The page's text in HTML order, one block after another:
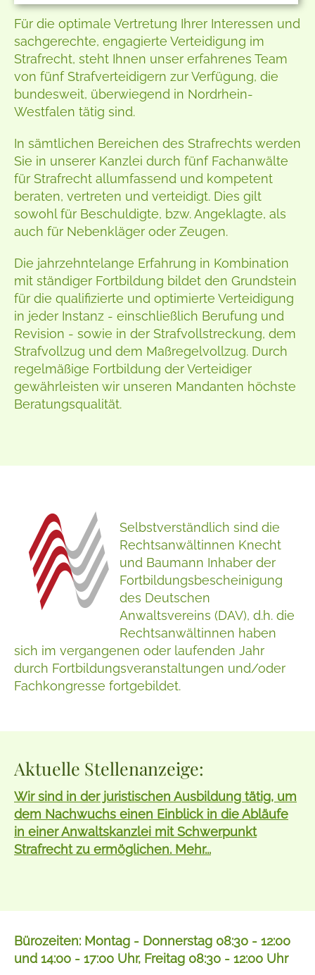
Für die optimale Vertretung Ihrer Interessen und
sachgerechte, engagierte Verteidigung im
Strafrecht, steht Ihnen unser erfahrenes Team
von fünf Strafverteidigern zur Verfügung, die
bundesweit, überwiegend in Nordrhein-
Westfalen tätig sind.
In sämtlichen Bereichen des Strafrechts werden
Sie in unserer Kanzlei durch fünf Fachanwälte
für Strafrecht allumfassend und kompetent
beraten, vertreten und verteidigt. Dies gilt
sowohl für Beschuldigte, bzw. Angeklagte, als
auch für Nebenkläger oder Zeugen.
Die jahrzehntelange Erfahrung in Kombination
mit ständiger Fortbildung bildet den Grundstein
für die qualifizierte und optimierte Verteidigung
in jeder Instanz - einschließlich Berufung und
Revision - sowie in der Strafvollstreckung, dem
Strafvollzug und dem Maßregelvollzug. Durch
regelmäßige Fortbildung der Verteidiger
gewährleisten wir unseren Mandanten höchste
Beratungsqualität.
Selbstverständlich sind die
Rechtsanwältinnen Knecht
und Baumann Inhaber der
Fortbildungsbescheinigung
des Deutschen
Anwaltsvereins (DAV), d.h. die
Rechtsanwältinnen haben
sich im vergangenen oder laufenden Jahr
durch Fortbildungsveranstaltungen und/oder
Fachkongresse fortgebildet.
Aktuelle Stellenanzeige:
Wir sind in der juristischen Ausbildung tätig, um
dem Nachwuchs einen Einblick in die Abläufe
in einer Anwaltskanzlei mit Schwerpunkt
Strafrecht zu ermöglichen. Mehr...
Bürozeiten: Montag - Donnerstag 08:30 - 12:00
und 14:00 - 17:00 Uhr, Freitag 08:30 - 12:00 Uhr